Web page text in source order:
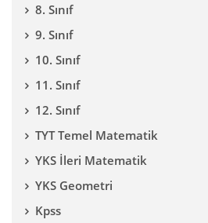
8. Sınıf
9. Sınıf
10. Sınıf
11. Sınıf
12. Sınıf
TYT Temel Matematik
YKS İleri Matematik
YKS Geometri
Kpss